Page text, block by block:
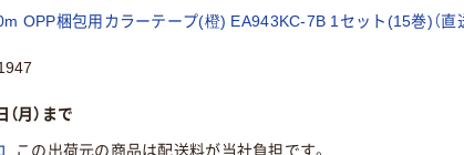
OPP梱包用カラーテープ(橙) EA943KC-7B 1セット(15巻)（直
月）まで
この出荷元の商品は配送料が当社負担です。